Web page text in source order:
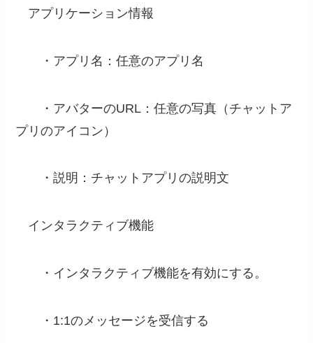
アプリケーション情報
・アプリ名：任意のアプリ名
・アバターのURL：任意の写真（チャットア
プリのアイコン）
・説明：チャットアプリの説明文
インタラクティブ機能
・インタラクティブ機能を有効にする。
・1:1のメッセージを受信する